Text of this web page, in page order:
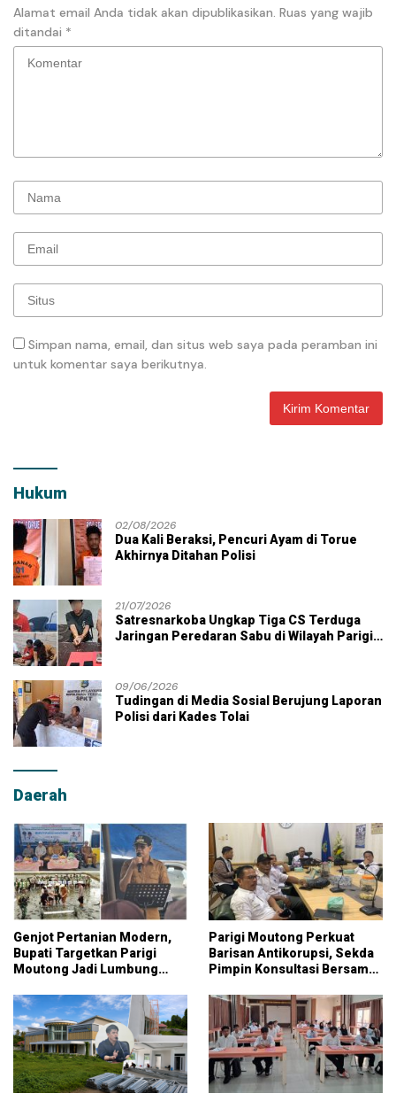
Alamat email Anda tidak akan dipublikasikan. Ruas yang wajib
ditandai *
Simpan nama, email, dan situs web saya pada peramban ini
untuk komentar saya berikutnya.
Hukum
02/08/2026
Dua Kali Beraksi, Pencuri Ayam di Torue
Akhirnya Ditahan Polisi
21/07/2026
Satresnarkoba Ungkap Tiga CS Terduga
Jaringan Peredaran Sabu di Wilayah Parigi
09/06/2026
Tudingan di Media Sosial Berujung Laporan
Polisi dari Kades Tolai
Daerah
Genjot Pertanian Modern,
Bupati Targetkan Parigi
Moutong Jadi Lumbung
Parigi Moutong Perkuat
Barisan Antikorupsi, Sekda
Pimpin Konsultasi Bersama